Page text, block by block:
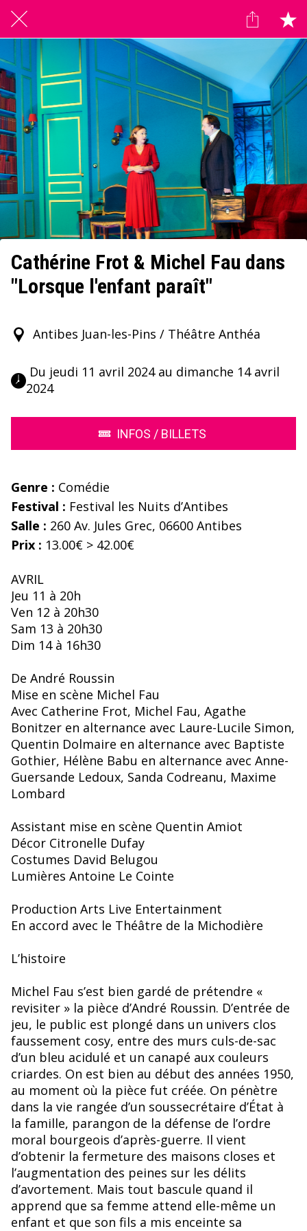
Cathérine Frot & Michel Fau dans
"Lorsque l'enfant paraît"
Antibes Juan-les-Pins / Théâtre Anthéa
2024
INFOS / BILLETS
Genre : Comédie
Festival : Festival les Nuits d’Antibes
Salle : 260 Av. Jules Grec, 06600 Antibes
Prix : 13.00€ > 42.00€
AVRIL
Jeu 11 à 20h
Ven 12 à 20h30
Sam 13 à 20h30
Dim 14 à 16h30
De André Roussin
Mise en scène Michel Fau
Avec Catherine Frot, Michel Fau, Agathe
Bonitzer en alternance avec Laure-Lucile Simon,
Quentin Dolmaire en alternance avec Baptiste
Gothier, Hélène Babu en alternance avec Anne-
Guersande Ledoux, Sanda Codreanu, Maxime
Lombard
Assistant mise en scène Quentin Amiot
Décor Citronelle Dufay
Costumes David Belugou
Lumières Antoine Le Cointe
Production Arts Live Entertainment
En accord avec le Théâtre de la Michodière
L’histoire
Michel Fau s’est bien gardé de prétendre «
revisiter » la pièce d’André Roussin. D’entrée de
jeu, le public est plongé dans un univers clos
faussement cosy, entre des murs culs-de-sac
d’un bleu acidulé et un canapé aux couleurs
criardes. On est bien au début des années 1950,
au moment où la pièce fut créée. On pénètre
dans la vie rangée d’un soussecrétaire d’État à
la famille, parangon de la défense de l’ordre
moral bourgeois d’après-guerre. Il vient
d’obtenir la fermeture des maisons closes et
l’augmentation des peines sur les délits
d’avortement. Mais tout bascule quand il
apprend que sa femme attend elle-même un
enfant et que son fils a mis enceinte sa